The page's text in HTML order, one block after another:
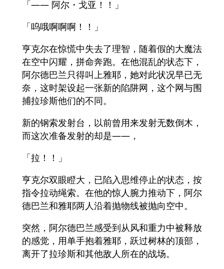
「—— 阿尔・戈亚！！」
「呜哦啊啊啊！！」
亨克尔在惊慌中失去了理智，随着假的大魔法
在空中闪耀，拼命奔跑。在他混乱的状态下，
阿尔德巴兰只得叫上雅耶，她对此状况早已无
奈，这时架设起一张新的陷阱网，这个网与围
捕拉珍斯他们的不同。
新的钢索发射台，以前曾用来发射无数倒木，
而这次准备发射的却是——，
「拉！！」
亨克尔双眼瞪大，已陷入思维停止的状态，按
指令拉动绳索。在他的惊人腕力推动下，阿尔
德巴兰和雅耶两人沿着抛物线被抛向空中。
突然，阿尔德巴兰感受到从风和重力中被释放
的感觉，用单手抱着雅耶，跃过树林的顶部，
离开了拉珍斯和其他敌人所在的战场。